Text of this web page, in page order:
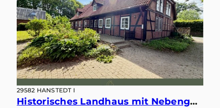
29582 HANSTEDT I
Historisches Landhaus mit Nebengebäuden im idyllischen Velgen